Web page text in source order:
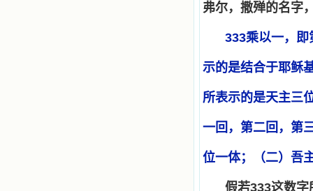
弗尔，撒殚的名字
333乘以一，即
示的是结合于耶稣
所表示的是天主三
一回，第二回，第
位一体；（二）吾
假若333这数字